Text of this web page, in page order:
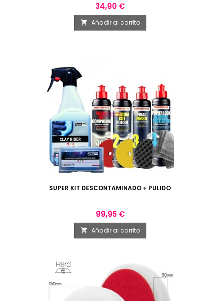
Precio
34,90 €
 Añadir al carrito
SUPER KIT DESCONTAMINADO + PULIDO
Precio
99,95 €
 Añadir al carrito